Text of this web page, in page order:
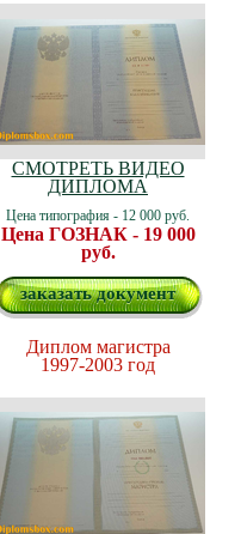
СМОТРЕТЬ ВИДЕО
ДИПЛОМА
Цена типография - 12 000 руб.
Цена ГОЗНАК - 19 000
руб.
заказать документ
Диплом магистра
1997-2003 год